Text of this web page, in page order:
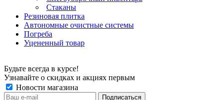
Стаканы
Резиновая плитка
Автономные очистные системы
Погреба
Уцененный товар
Будьте всегда в курсе!
Узнавайте о скидках и акциях первым
Новости магазина